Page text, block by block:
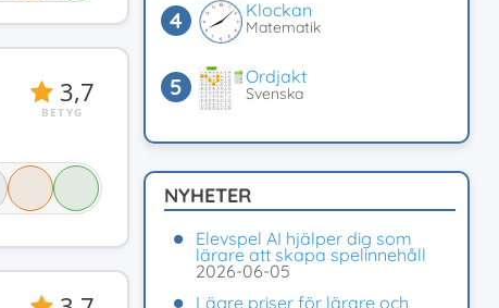
3,7
BETYG
Klockan
Matematik
Ordjakt
Svenska
NYHETER
Elevspel AI hjälper dig som
lärare att skapa spelinnehåll
2026-06-05
Lägre priser för lärare och